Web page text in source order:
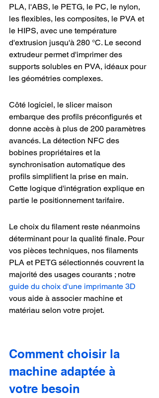
PLA, l'ABS, le PETG, le PC, le nylon,
les flexibles, les composites, le PVA et
le HIPS, avec une température
d'extrusion jusqu'à 280 °C. Le second
extrudeur permet d'imprimer des
supports solubles en PVA, idéaux pour
les géométries complexes.
Côté logiciel, le slicer maison
embarque des profils préconfigurés et
donne accès à plus de 200 paramètres
avancés. La détection NFC des
bobines propriétaires et la
synchronisation automatique des
profils simplifient la prise en main.
Cette logique d'intégration explique en
partie le positionnement tarifaire.
Le choix du filament reste néanmoins
déterminant pour la qualité finale. Pour
vos pièces techniques, nos filaments
PLA et PETG sélectionnés couvrent la
majorité des usages courants ; notre
guide du choix d'une imprimante 3D
vous aide à associer machine et
matériau selon votre projet.
Comment choisir la
machine adaptée à
votre besoin